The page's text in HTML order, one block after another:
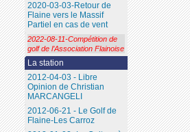
2020-03-03-Retour de
Flaine vers le Massif
Partiel en cas de vent
2022-08-11-Compétition de
golf de l’Association Flainoise
La station
2012-04-03 - Libre
Opinion de Christian
MARCANGELI
2012-06-21 - Le Golf de
Flaine-Les Carroz